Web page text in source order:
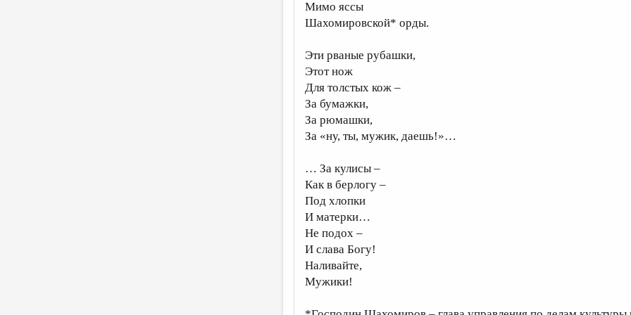
Мимо яссы
Шахомировской* орды.
Эти рваные рубашки,
Этот нож
Для толстых кож –
За бумажки,
За рюмашки,
За «ну, ты, мужик, даешь!»…
… За кулисы –
Как в берлогу –
Под хлопки
И матерки…
Не подох –
И слава Богу!
Наливайте,
Мужики!